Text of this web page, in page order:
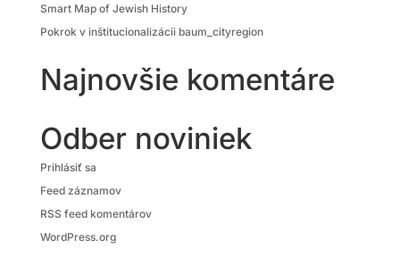
Smart Map of Jewish History
Pokrok v inštitucionalizácii baum_cityregion
Najnovšie komentáre
Odber noviniek
Prihlásiť sa
Feed záznamov
RSS feed komentárov
WordPress.org